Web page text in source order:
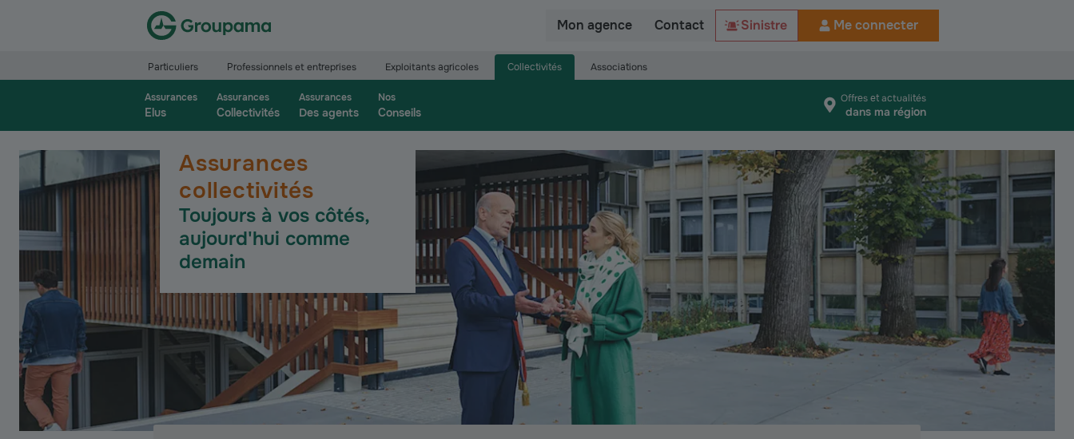
Mon agence Contact Sinistre Me connecter
Particuliers Professionnels et entreprises Exploitants agricoles Collectivités Associations
Assurances
Elus
Assurances
Collectivités
Assurances
Des agents
Nos
Conseils
Offres et actualités
dans ma région
Assurances
collectivités
Toujours à vos côtés,
aujourd'hui comme
demain